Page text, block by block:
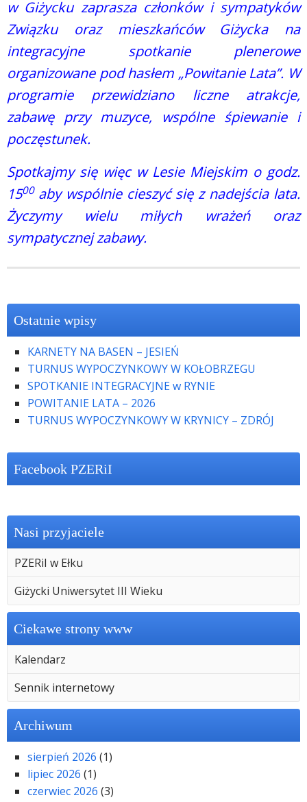
w Giżycku zaprasza członków i sympatyków
Związku oraz mieszkańców Giżycka na
integracyjne spotkanie plenerowe
organizowane pod hasłem „Powitanie Lata”. W
programie przewidziano liczne atrakcje,
zabawę przy muzyce, wspólne śpiewanie i
poczęstunek.
Spotkajmy się więc w Lesie Miejskim o godz.
1500 aby wspólnie cieszyć się z nadejścia lata.
Życzymy wielu miłych wrażeń oraz
sympatycznej zabawy.
Ostatnie wpisy
KARNETY NA BASEN – JESIEŃ
TURNUS WYPOCZYNKOWY W KOŁOBRZEGU
SPOTKANIE INTEGRACYJNE w RYNIE
POWITANIE LATA – 2026
TURNUS WYPOCZYNKOWY W KRYNICY – ZDRÓJ
Facebook PZERiI
Nasi przyjaciele
PZERiI w Ełku
Giżycki Uniwersytet III Wieku
Ciekawe strony www
Kalendarz
Sennik internetowy
Archiwum
sierpień 2026 (1)
lipiec 2026 (1)
czerwiec 2026 (3)